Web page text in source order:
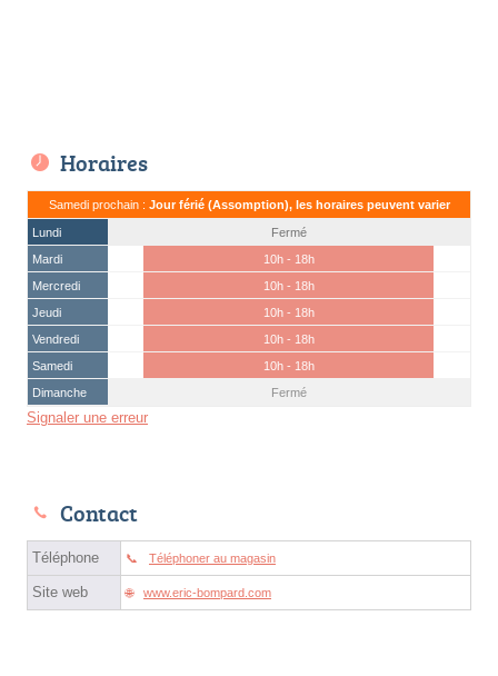
Horaires
Samedi prochain : Jour férié (Assomption), les horaires peuvent varier
Lundi
Fermé
Mardi
10h - 18h
Mercredi
10h - 18h
Jeudi
10h - 18h
Vendredi
10h - 18h
Samedi
10h - 18h
Dimanche
Fermé
Signaler une erreur
Contact
Téléphone Téléphoner au magasin
Site web www.eric-bompard.com